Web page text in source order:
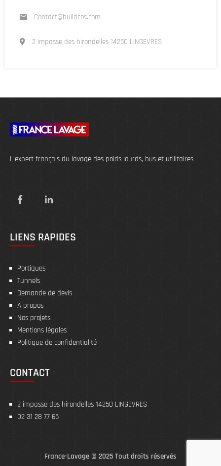
Contact@buildcos.com
2 impasse des hirondelles 14250 LINGEVRES
L’expert français du lavage des poids lourds, bus et utilitaires
LIENS RAPIDES
Portiques
Tunnels
Demande de devis
A propos
Nos projets
Mentions légales
Politique de confidentialité
CONTACT
2 impasse des hirondelles 14250 LINGEVRES
02 31 28 77 65
France-Lavage © 2025 Tout droits réservés